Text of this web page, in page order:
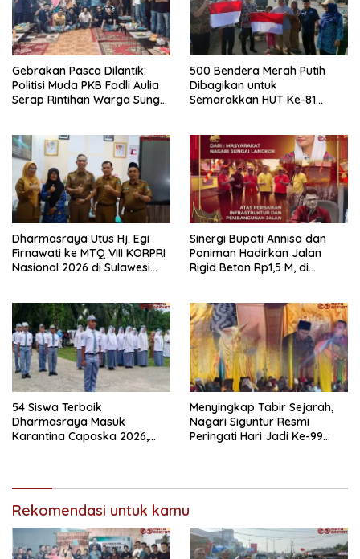
Gebrakan Pasca Dilantik:
Politisi Muda PKB Fadli Aulia
Serap Rintihan Warga Sungai
500 Bendera Merah Putih
Dibagikan untuk
Semarakkan HUT Ke-81
Dharmasraya Utus Hj. Egi
Firnawati ke MTQ VIII KORPRI
Nasional 2026 di Sulawesi
Sinergi Bupati Annisa dan
Poniman Hadirkan Jalan
Rigid Beton Rp1,5 M, di
Kasih
54 Siswa Terbaik
Dharmasraya Masuk
Karantina Capaska 2026,
Menyingkap Tabir Sejarah,
Nagari Siguntur Resmi
Peringati Hari Jadi Ke-99
Rekomendasi untuk kamu